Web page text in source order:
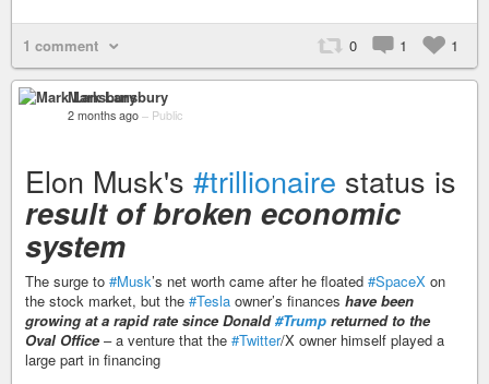
1 comment 0 1 1
Mark Lansbury
2 months ago – Public
Elon Musk's #trillionaire status is
result of broken economic
system
The surge to #Musk’s net worth came after he floated #SpaceX on
the stock market, but the #Tesla owner’s finances have been
growing at a rapid rate since Donald#Trump returned to the
Oval Office – a venture that the #Twitter/X owner himself played a
large part in financing